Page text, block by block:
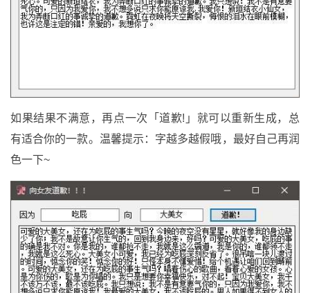
如果结果不满意，再点一次「道歉!」就可以重新生成，总
有适合你的一款。温馨提示：字越多越假哦，最好自己再润
色一下~